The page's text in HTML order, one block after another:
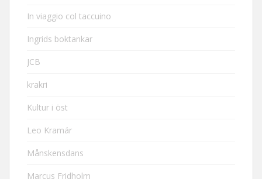
In viaggio col taccuino
Ingrids boktankar
JCB
krakri
Kultur i öst
Leo Kramár
Månskensdans
Marcus Fridholm